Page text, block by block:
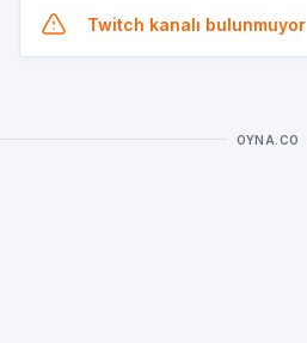
Twitch kanalı bulunmuyor
OYNA.CO